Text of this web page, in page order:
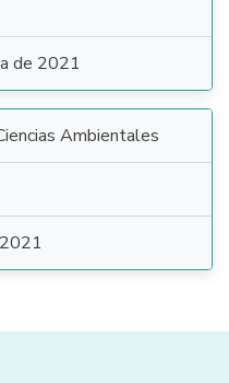
de 2021
Ambientales